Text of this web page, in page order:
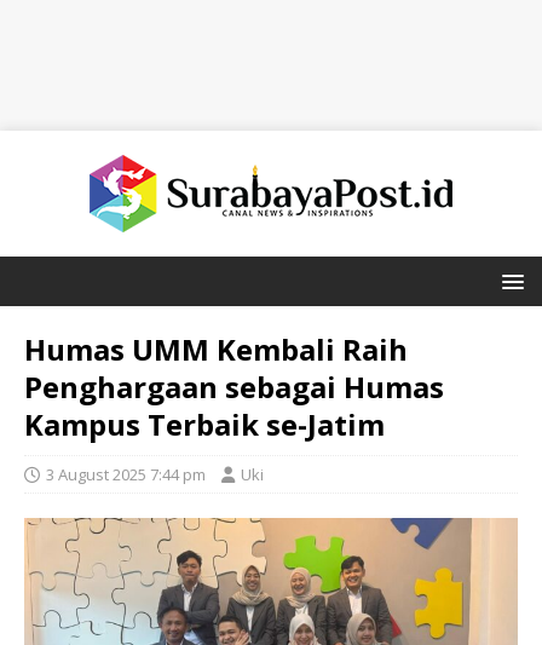
Humas UMM Kembali Raih
Penghargaan sebagai Humas
Kampus Terbaik se-Jatim
3 August 2025 7:44 pm Uki